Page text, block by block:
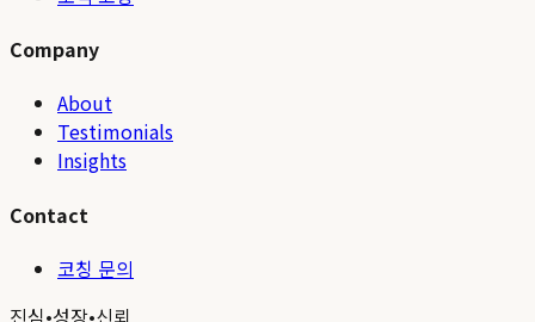
Company
About
Testimonials
Insights
Contact
코칭 문의
진심•성장•신뢰